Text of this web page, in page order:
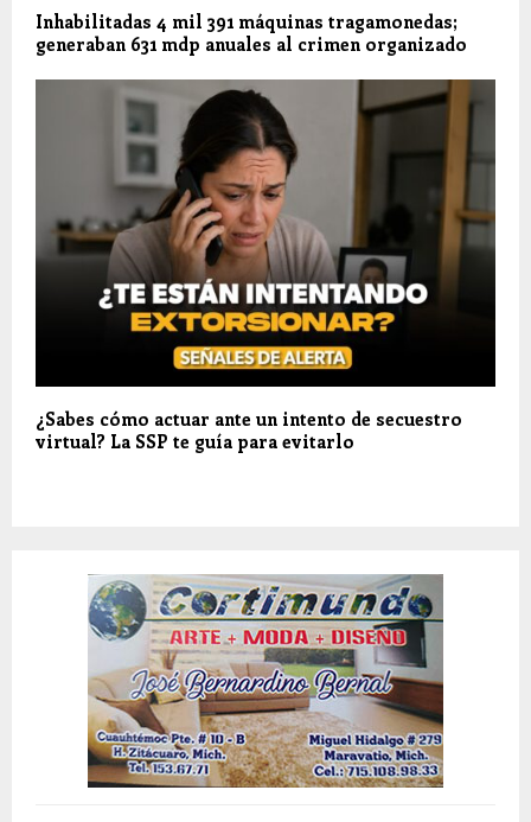
Inhabilitadas 4 mil 391 máquinas tragamonedas;
generaban 631 mdp anuales al crimen organizado
¿Sabes cómo actuar ante un intento de secuestro
virtual? La SSP te guía para evitarlo